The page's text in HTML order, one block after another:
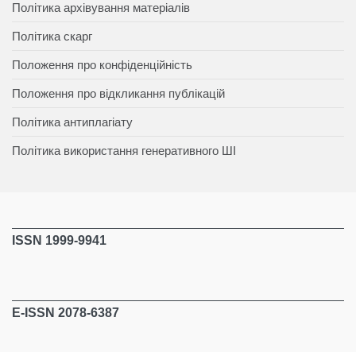
Політика архівування матеріалів
Політика скарг
Положення про конфіденційність
Положення про відкликання публікацій
Політика антиплагіату
Політика використання генеративного ШІ
ISSN 1999-9941
E-ISSN 2078-6387